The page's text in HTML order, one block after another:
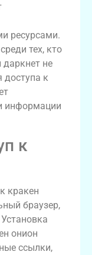
ресурсами.
тех, кто
даркнет не
доступа к
информации
к
кракен
браузер,
онион
ссылки,